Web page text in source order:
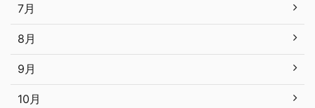
7月
8月
9月
10月